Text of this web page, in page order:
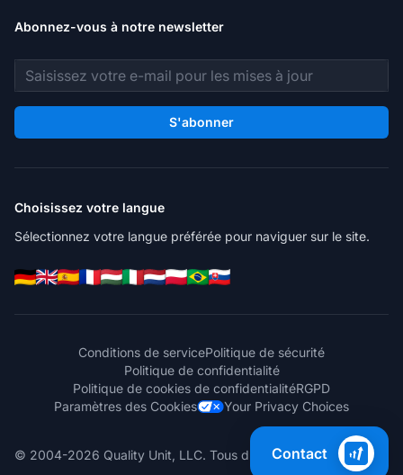
Abonnez-vous à notre newsletter
Adresse e-mail
S'abonner
Choisissez votre langue
Sélectionnez votre langue préférée pour naviguer sur le site.
Conditions de servicePolitique de sécurité
Politique de confidentialité
Politique de cookies de confidentialitéRGPD
Paramètres des Cookies
Your Privacy Choices
© 2004-2026 Quality Unit, LLC. Tous droits réservés.
Contact